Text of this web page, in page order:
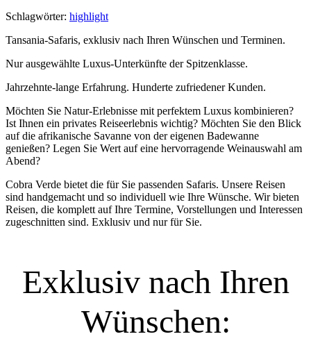
Schlagwörter: highlight
Tansania-Safaris, exklusiv nach Ihren Wünschen und Terminen.
Nur ausgewählte Luxus-Unterkünfte der Spitzenklasse.
Jahrzehnte-lange Erfahrung. Hunderte zufriedener Kunden.
Möchten Sie Natur-Erlebnisse mit perfektem Luxus kombinieren?
Ist Ihnen ein privates Reiseerlebnis wichtig? Möchten Sie den Blick
auf die afrikanische Savanne von der eigenen Badewanne
genießen? Legen Sie Wert auf eine hervorragende Weinauswahl am
Abend?
Cobra Verde bietet die für Sie passenden Safaris. Unsere Reisen
sind handgemacht und so individuell wie Ihre Wünsche. Wir bieten
Reisen, die komplett auf Ihre Termine, Vorstellungen und Interessen
zugeschnitten sind. Exklusiv und nur für Sie.
Exklusiv nach Ihren
Wünschen: